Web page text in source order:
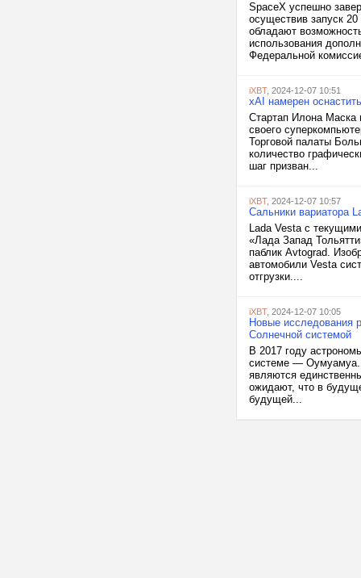
SpaceX успешно
осуществив запуск 20
обладают
использования
Федеральной
iXBT, 2024-12-07 10:51
xAI намерен
Стартап Илона Маска
своего
Торговой палаты
количество
шаг призван...
iXBT, 2024-12-07 10:57
Сальники вариатора
Lada Vesta с
«Лада Запад
паблик Avtograd.
автомобили Vesta
отгрузки....
iXBT, 2024-12-07 10:05
Новые исследования
Солнечной системой
В 2017 году
системе — Оумуамуа.
являются
ожидают, что в
будущей...